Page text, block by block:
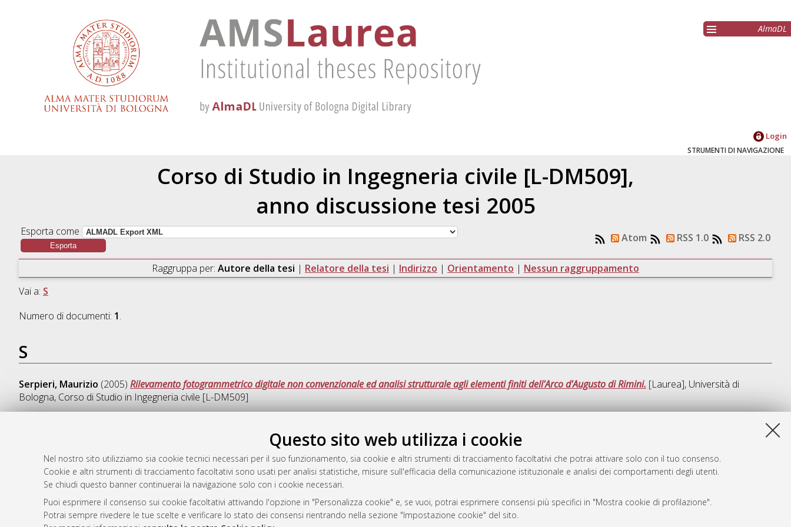
Questo sito web utilizza i cookie
Nel nostro sito utilizziamo sia cookie tecnici necessari per il suo funzionamento, sia cookie e altri strumenti di tracciamento facoltativi che potrai attivare solo con il tuo consenso.
Cookie e altri strumenti di tracciamento facoltativi sono usati per analisi statistiche, misure sull'efficacia della comunicazione istituzionale e analisi dei comportamenti degli utenti.
Se chiudi questo banner continuerai la navigazione solo con i cookie necessari.
Puoi esprimere il consenso sui cookie facoltativi attivando l'opzione in "Personalizza cookie" e, se vuoi, potrai esprimere consensi più specifici in "Mostra cookie di profilazione".
Potrai sempre rivedere le tue scelte e verificare lo stato dei consensi rientrando nella sezione "Impostazione cookie" del sito.
AlmaDL
Login
STRUMENTI DI NAVIGAZIONE
Corso di Studio in Ingegneria civile [L-DM509],
anno discussione tesi 2005
Esporta come Atom RSS 1.0 RSS 2.0
Raggruppa per: Autore della tesi | Relatore della tesi | Indirizzo | Orientamento | Nessun raggruppamento
Vai a: S
Numero di documenti: 1.
S
Serpieri, Maurizio (2005) Rilevamento fotogrammetrico digitale non convenzionale ed analisi strutturale agli elementi finiti dell'Arco d'Augusto di Rimini. [Laurea], Università di
Bologna, Corso di Studio in Ingegneria civile [L-DM509]
Sat Aug 8 20:34:17 2026 CEST.
Atom
Rss 1.0
Rss 2.0
AMS Laurea
Servizio implementato e gestito daAlmaDL
Impostazioni Cookie
Informativa sulla privacy
Condizioni d’uso del sito